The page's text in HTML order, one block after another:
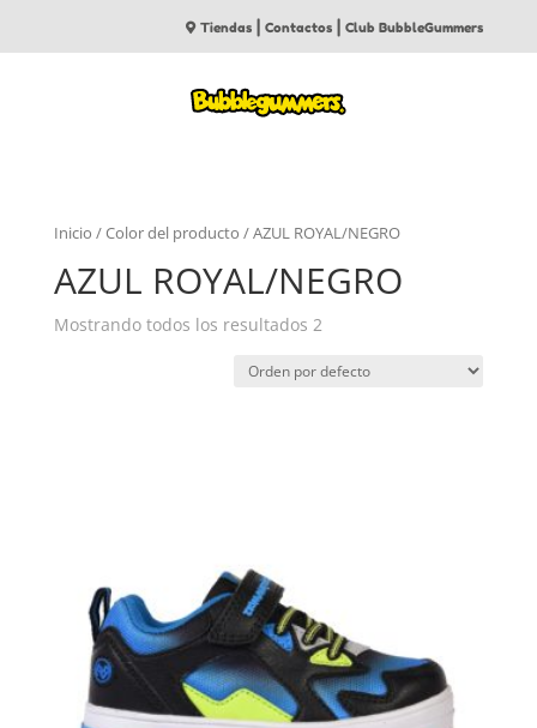
Tiendas |Contactos |Club BubbleGummers
Inicio / Color del producto / AZUL ROYAL/NEGRO
AZUL ROYAL/NEGRO
Mostrando todos los resultados 2